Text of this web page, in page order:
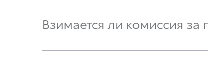
Взимается ли комиссия